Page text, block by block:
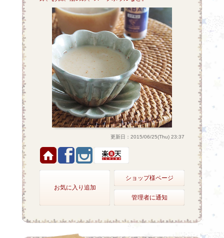
更新日：2015/06/25(Thu) 23:37
お気に入り追加
ショップ様ページ
管理者に通知